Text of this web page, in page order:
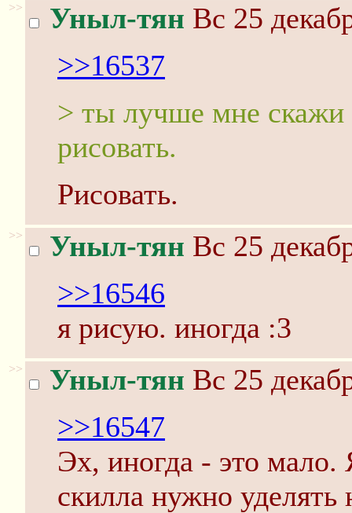
>> Уныл-тян Вс 25
>>16537
> ты лучше мне скажи
рисовать.
Рисовать.
>> Уныл-тян Вс 25
>>16546
я рисую. иногда :3
>> Уныл-тян Вс 25
>>16547
Эх, иногда - это
скилла нужно уделять